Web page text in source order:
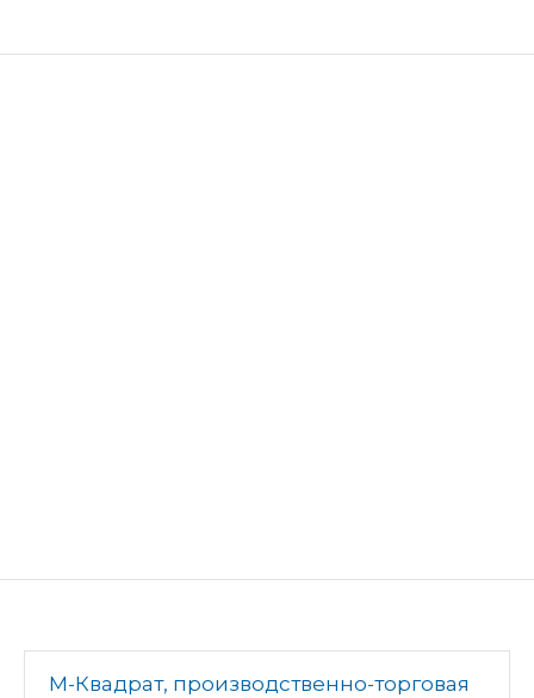
М-Квадрат, производственно-торговая